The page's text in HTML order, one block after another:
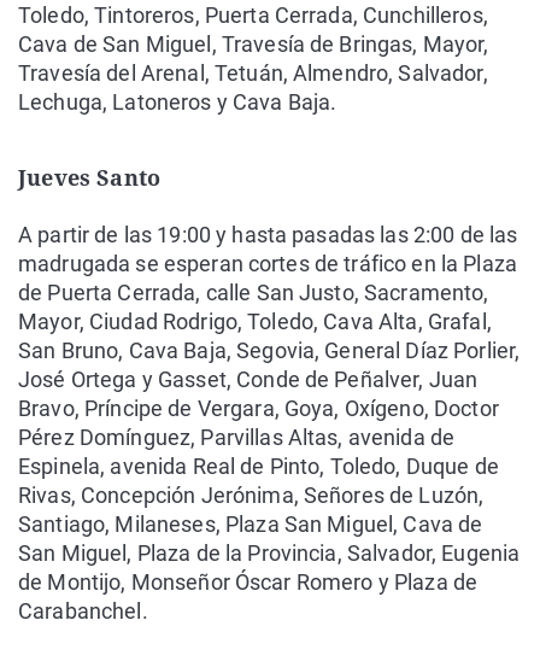
Toledo, Tintoreros, Puerta Cerrada, Cunchilleros,
Cava de San Miguel, Travesía de Bringas, Mayor,
Travesía del Arenal, Tetuán, Almendro, Salvador,
Lechuga, Latoneros y Cava Baja.
Jueves Santo
A partir de las 19:00 y hasta pasadas las 2:00 de las
madrugada se esperan cortes de tráfico en la Plaza
de Puerta Cerrada, calle San Justo, Sacramento,
Mayor, Ciudad Rodrigo, Toledo, Cava Alta, Grafal,
San Bruno, Cava Baja, Segovia, General Díaz Porlier,
José Ortega y Gasset, Conde de Peñalver, Juan
Bravo, Príncipe de Vergara, Goya, Oxígeno, Doctor
Pérez Domínguez, Parvillas Altas, avenida de
Espinela, avenida Real de Pinto, Toledo, Duque de
Rivas, Concepción Jerónima, Señores de Luzón,
Santiago, Milaneses, Plaza San Miguel, Cava de
San Miguel, Plaza de la Provincia, Salvador, Eugenia
de Montijo, Monseñor Óscar Romero y Plaza de
Carabanchel.